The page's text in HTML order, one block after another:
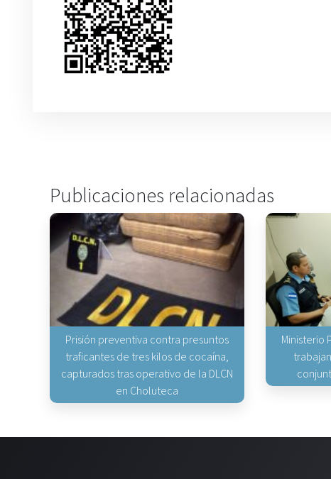
Publicaciones relacionadas
Prisión preventiva contra presuntos
traficantes de tres kilos de cocaína,
capturados tras operativo de la DLCN
en Choluteca
Ministerio